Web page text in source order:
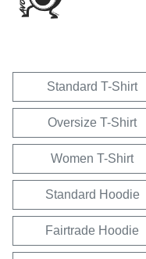
Standard T-Shirt
Oversize T-Shirt
Women T-Shirt
Standard Hoodie
Fairtrade Hoodie